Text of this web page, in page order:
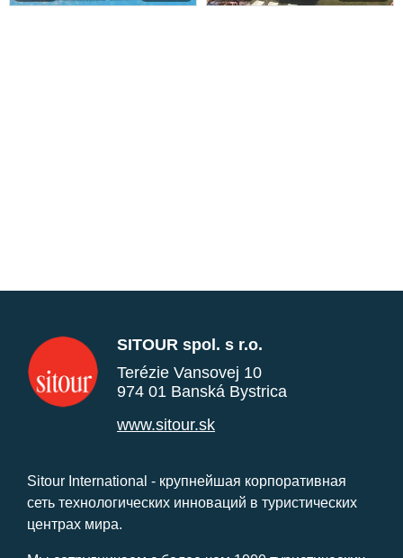
SITOUR spol. s r.o.
Terézie Vansovej 10
974 01 Banská Bystrica
www.sitour.sk
Sitour International - крупнейшая корпоративная
сеть технологических инноваций в туристических
центрах мира.